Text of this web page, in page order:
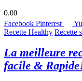
0.00
Facebook Pinterest
Recette Healthy Recette
La meilleure
facile &